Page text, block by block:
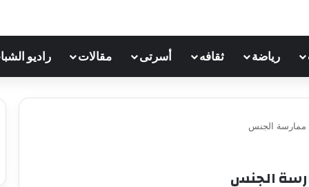
رياضة ثقافه أسرتى مقالات راديو